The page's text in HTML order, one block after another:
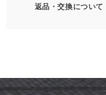
返品・交換について